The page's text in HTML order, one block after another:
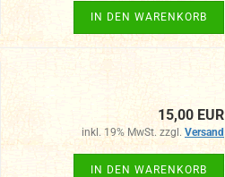
IN DEN WARENKORB
15,00 EUR
inkl. 19% MwSt. zzgl. Versand
IN DEN WARENKORB